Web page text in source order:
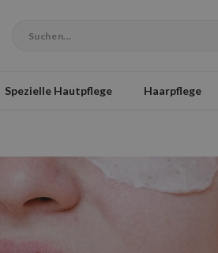
Spezielle Hautpflege Haarpflege